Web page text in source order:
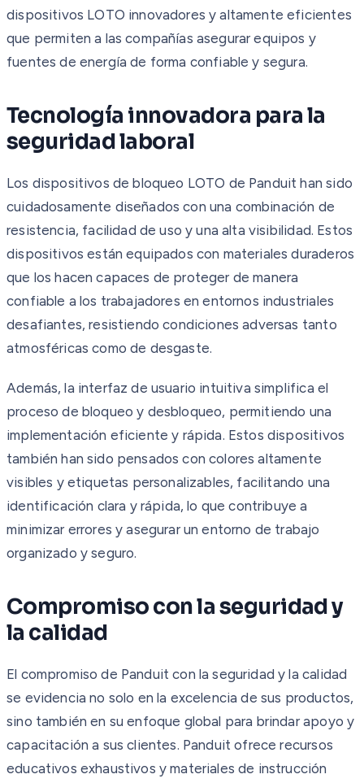
dispositivos LOTO innovadores y altamente eficientes
que permiten a las compañías asegurar equipos y
fuentes de energía de forma confiable y segura.
Tecnología innovadora para la
seguridad laboral
Los dispositivos de bloqueo LOTO de Panduit han sido
cuidadosamente diseñados con una combinación de
resistencia, facilidad de uso y una alta visibilidad. Estos
dispositivos están equipados con materiales duraderos
que los hacen capaces de proteger de manera
confiable a los trabajadores en entornos industriales
desafiantes, resistiendo condiciones adversas tanto
atmosféricas como de desgaste.
Además, la interfaz de usuario intuitiva simplifica el
proceso de bloqueo y desbloqueo, permitiendo una
implementación eficiente y rápida. Estos dispositivos
también han sido pensados con colores altamente
visibles y etiquetas personalizables, facilitando una
identificación clara y rápida, lo que contribuye a
minimizar errores y asegurar un entorno de trabajo
organizado y seguro.
Compromiso con la seguridad y
la calidad
El compromiso de Panduit con la seguridad y la calidad
se evidencia no solo en la excelencia de sus productos,
sino también en su enfoque global para brindar apoyo y
capacitación a sus clientes. Panduit ofrece recursos
educativos exhaustivos y materiales de instrucción